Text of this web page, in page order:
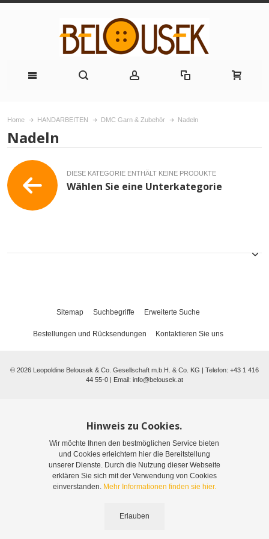
Home HANDARBEITEN DMC Garn & Zubehör Nadeln
Nadeln
DIESE KATEGORIE ENTHÄLT KEINE PRODUKTE
Wählen Sie eine Unterkategorie
Sitemap Suchbegriffe Erweiterte Suche
Bestellungen und Rücksendungen Kontaktieren Sie uns
© 2026 Leopoldine Belousek & Co. Gesellschaft m.b.H. & Co. KG | Telefon: +43 1 416
44 55-0 | Email: info@belousek.at
Hinweis zu Cookies.
Wir möchte Ihnen den bestmöglichen Service bieten
und Cookies erleichtern hier die Bereitstellung
unserer Dienste. Durch die Nutzung dieser Webseite
erklären Sie sich mit der Verwendung von Cookies
einverstanden. Mehr Informationen finden sie hier.
Erlauben